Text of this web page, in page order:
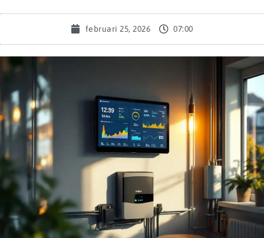
februari 25, 2026 07:00